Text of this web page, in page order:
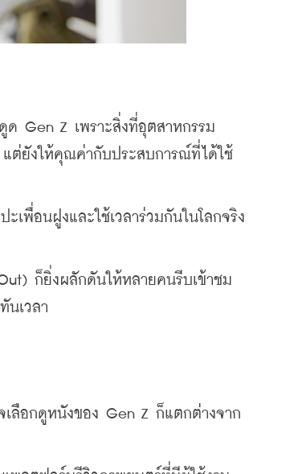
Gen Z เพราะสิ่งที่อุตสาหกรรม
ต่ยังให้คุณค่ากับประสบการณ์ที่ได้ใช้
พื่อนฝูงและใช้เวลาร่วมกันในโลกจริง
ก็ยิ่งผลักดันให้หลายคนรีบเข้าชม
นเวลา
ลือกดูหนังของ Gen Z ก็แตกต่างจาก